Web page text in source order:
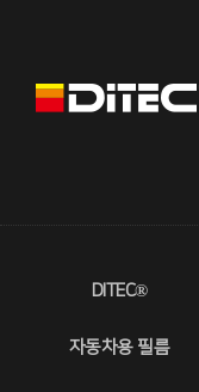
DITEC®
자동차용 필름